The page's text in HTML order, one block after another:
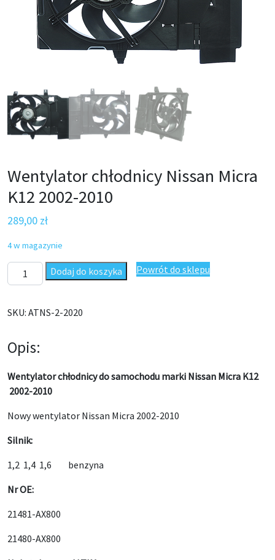
Wentylator chłodnicy Nissan Micra
K12 2002-2010
289,00 zł
4 w magazynie
ilość Wentylator chłodnicy Nissan Micra K12 2002-2010
Dodaj do koszyka Powrót do sklepu
SKU: ATNS-2-2020
Opis:
Wentylator chłodnicy do samochodu marki Nissan Micra K12
2002-2010
Nowy wentylator Nissan Micra 2002-2010
Silnik:
1,2 1,4 1,6 benzyna
Nr OE:
21481-AX800
21480-AX800